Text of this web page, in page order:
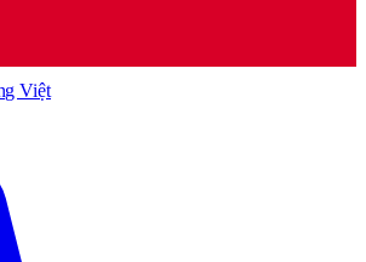
Việt